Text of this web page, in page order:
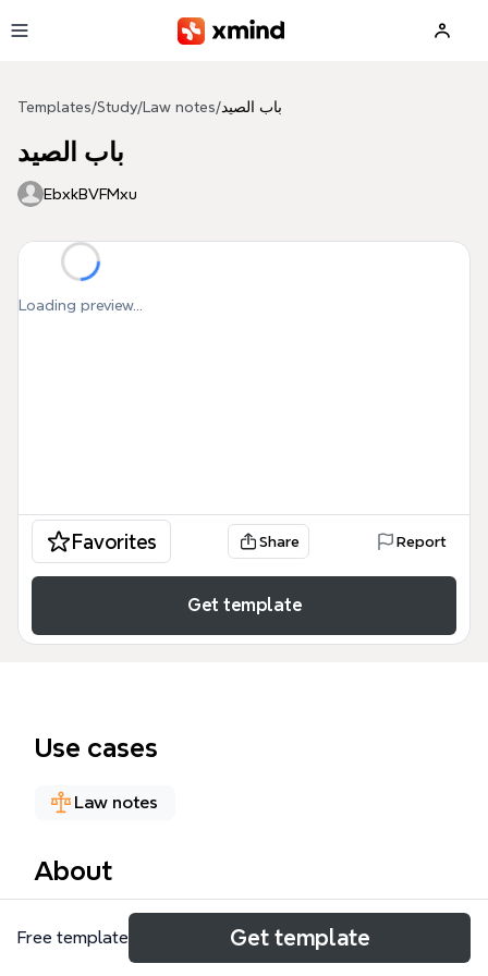
Templates/Study/ Law notes/باب الصيد
باب الصيد
EbxkBVFMxu
Loading preview...
Favorites Share Report
Get template
Use cases
Law notes
About
يعد باب الصيد خريطة ذهنية شاملة تتناول الأحكام الفقهية
المتعلقة بالصيد في الشريعة الإسلامية، حيث تغطي 36
Free template Get template